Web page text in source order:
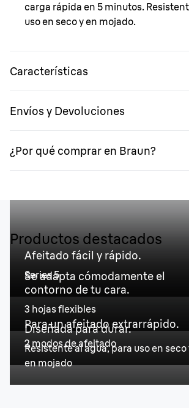
carga rápida en 5 minutos.
uso en seco y en mojado.
Características
Envíos y Devoluciones
¿Por qué comprar en Braun?
Productos destacados
Afeitado fácil y rápido.
Series 5
Se adapta cómodamente el
contorno de tu cara.
3 hojas flexibles
Para un afeitado extrarrápido.
2 modos de afeitado
Diseñada para durar.
Resistente al agua, para uso en seco
en mojado